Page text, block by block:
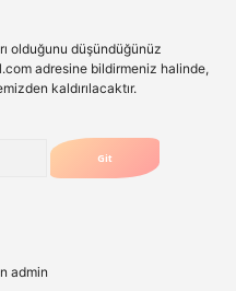
olduğunu düşündüğünüz
adresine bildirmeniz halinde,
kaldırılacaktır.
admin